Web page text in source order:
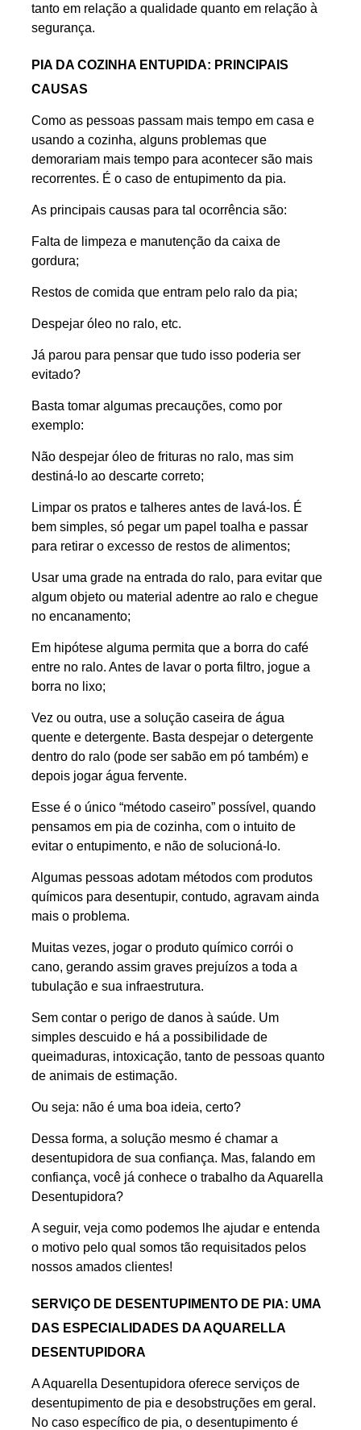
tanto em relação a qualidade quanto em relação à
segurança.
PIA DA COZINHA ENTUPIDA: PRINCIPAIS
CAUSAS
Como as pessoas passam mais tempo em casa e
usando a cozinha, alguns problemas que
demorariam mais tempo para acontecer são mais
recorrentes. É o caso de entupimento da pia.
As principais causas para tal ocorrência são:
Falta de limpeza e manutenção da caixa de
gordura;
Restos de comida que entram pelo ralo da pia;
Despejar óleo no ralo, etc.
Já parou para pensar que tudo isso poderia ser
evitado?
Basta tomar algumas precauções, como por
exemplo:
Não despejar óleo de frituras no ralo, mas sim
destiná-lo ao descarte correto;
Limpar os pratos e talheres antes de lavá-los. É
bem simples, só pegar um papel toalha e passar
para retirar o excesso de restos de alimentos;
Usar uma grade na entrada do ralo, para evitar que
algum objeto ou material adentre ao ralo e chegue
no encanamento;
Em hipótese alguma permita que a borra do café
entre no ralo. Antes de lavar o porta filtro, jogue a
borra no lixo;
Vez ou outra, use a solução caseira de água
quente e detergente. Basta despejar o detergente
dentro do ralo (pode ser sabão em pó também) e
depois jogar água fervente.
Esse é o único “método caseiro” possível, quando
pensamos em pia de cozinha, com o intuito de
evitar o entupimento, e não de solucioná-lo.
Algumas pessoas adotam métodos com produtos
químicos para desentupir, contudo, agravam ainda
mais o problema.
Muitas vezes, jogar o produto químico corrói o
cano, gerando assim graves prejuízos a toda a
tubulação e sua infraestrutura.
Sem contar o perigo de danos à saúde. Um
simples descuido e há a possibilidade de
queimaduras, intoxicação, tanto de pessoas quanto
de animais de estimação.
Ou seja: não é uma boa ideia, certo?
Dessa forma, a solução mesmo é chamar a
desentupidora de sua confiança. Mas, falando em
confiança, você já conhece o trabalho da Aquarella
Desentupidora?
A seguir, veja como podemos lhe ajudar e entenda
o motivo pelo qual somos tão requisitados pelos
nossos amados clientes!
SERVIÇO DE DESENTUPIMENTO DE PIA: UMA
DAS ESPECIALIDADES DA AQUARELLA
DESENTUPIDORA
A Aquarella Desentupidora oferece serviços de
desentupimento de pia e desobstruções em geral.
No caso específico de pia, o desentupimento é